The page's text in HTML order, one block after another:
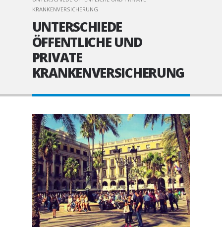
KRANKENVERSICHERUNG
UNTERSCHIEDE
ÖFFENTLICHE UND
PRIVATE
KRANKENVERSICHERUNG